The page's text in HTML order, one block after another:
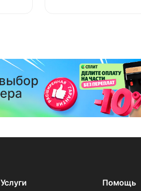
Услуги Помощь